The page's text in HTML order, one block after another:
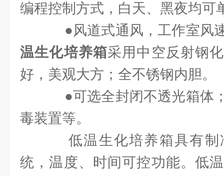
编程控制方式，白天、黑夜均可
●风道式通风，工作室风
温生化培养箱采用中空反射钢
好，美观大方；全不锈钢内胆。
●可选全封闭不透光箱体
毒装置等。
低温生化培养箱具有制
统，温度、时间可控功能。低